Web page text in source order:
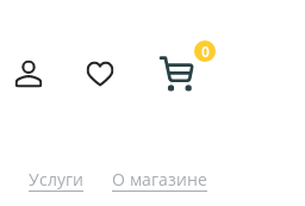
0
Услуги О магазине